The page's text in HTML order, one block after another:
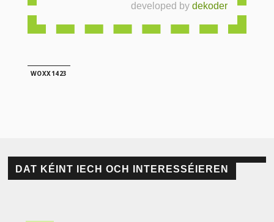
developed bydekoder
WOXX1423
DAT KÉINT IECH OCH INTERESSÉIEREN